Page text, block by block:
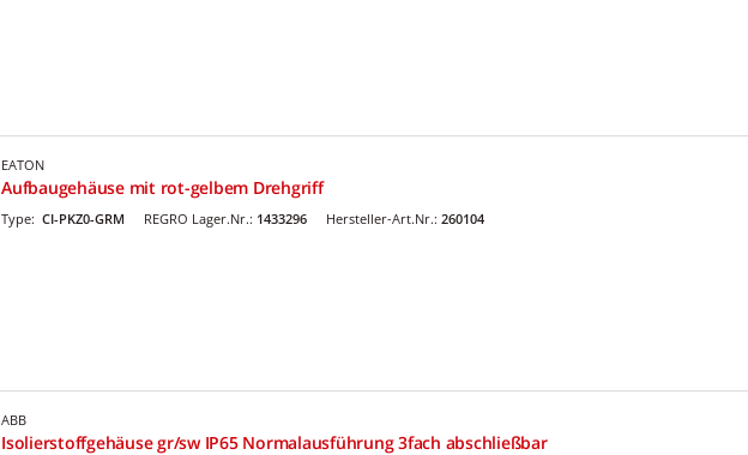
EATON
Aufbaugehäuse mit rot-gelbem Drehgriff
REGRO Lager.Nr.: 1433296
Type: CI-PKZ0-GRM Hersteller-Art.Nr.: 260104
ABB
Isolierstoffgehäuse gr/sw IP65 Normalausführung 3fach abschließbar